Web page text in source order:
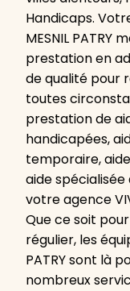
Handicaps.
MESNIL
prestation en
de qualité pour
toutes
prestation de
handicapées,
temporaire,
aide
votre agence
Que ce soit
régulier, les
PATRY sont là
nombreux